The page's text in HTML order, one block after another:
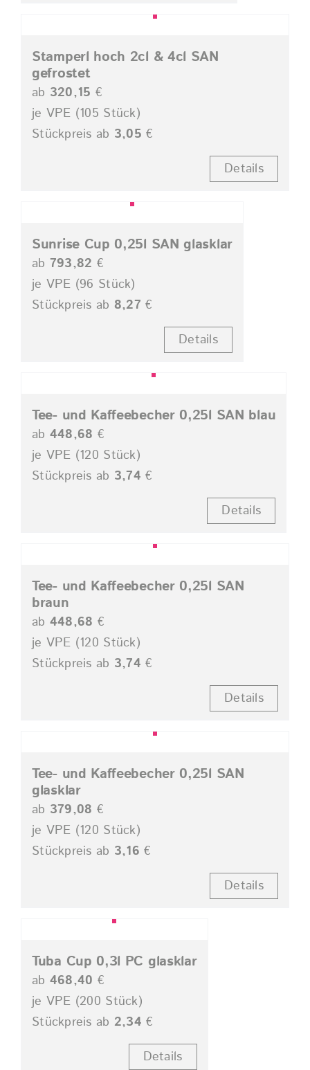
Stamperl hoch 2cl & 4cl SAN
gefrostet
ab 320,15 €
je VPE (105 Stück)
Stückpreis ab 3,05 €
Details
Sunrise Cup 0,25l SAN glasklar
ab 793,82 €
je VPE (96 Stück)
Stückpreis ab 8,27 €
Details
Tee- und Kaffeebecher 0,25l SAN blau
ab 448,68 €
je VPE (120 Stück)
Stückpreis ab 3,74 €
Details
Tee- und Kaffeebecher 0,25l SAN
braun
ab 448,68 €
je VPE (120 Stück)
Stückpreis ab 3,74 €
Details
Tee- und Kaffeebecher 0,25l SAN
glasklar
ab 379,08 €
je VPE (120 Stück)
Stückpreis ab 3,16 €
Details
Tuba Cup 0,3l PC glasklar
ab 468,40 €
je VPE (200 Stück)
Stückpreis ab 2,34 €
Details